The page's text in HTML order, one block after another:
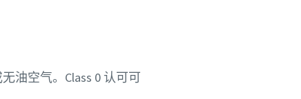
油空气。Class 0 认可可